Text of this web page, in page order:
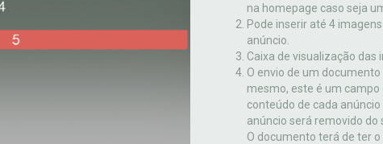
na homepage caso seja
Pode inserir até 4
anúncio.
Caixa de visualização
O envio de um
mesmo, este é um campo
conteúdo de cada
anúncio será removido do
O documento terá de ter